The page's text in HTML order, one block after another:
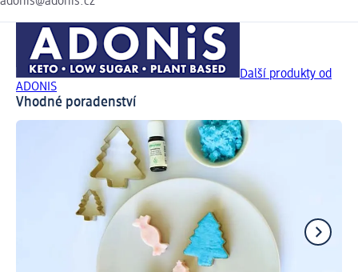
Další produkty od
ADONIS
Vhodné poradenství